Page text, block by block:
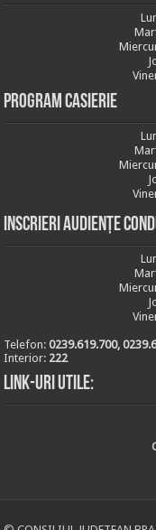
Program casierie
Inscrieri audiențe
Telefon:0239.619.700,
Interior: 222
Link-uri utile: